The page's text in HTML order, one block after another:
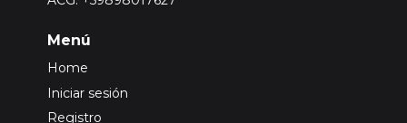
Menú
Home
Iniciar sesión
Registro